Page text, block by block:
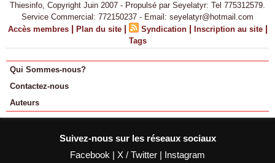
Thiesinfo, Copyright Juin 2007 - Propulsé par Seyelatyr: Tel 775312579.
Service Commercial: 772150237 - Email: seyelatyr@hotmail.com
Accès membres | Plan du site | Syndication | Inscription au site |
Tags
Qui Sommes-nous?
Contactez-nous
Auteurs
Suivez-nous sur les réseaux sociaux
Facebook | X / Twitter | Instagram